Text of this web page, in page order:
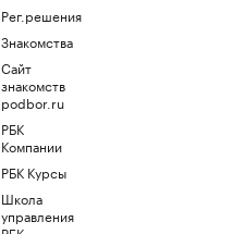
Рег.решения
Знакомства
Сайт
знакомств
podbor.ru
РБК
Компании
РБК Курсы
Школа
управления